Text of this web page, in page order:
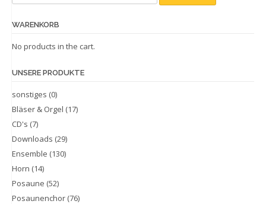
for:
WARENKORB
No products in the cart.
UNSERE PRODUKTE
sonstiges (0)
Bläser & Orgel (17)
CD's (7)
Downloads (29)
Ensemble (130)
Horn (14)
Posaune (52)
Posaunenchor (76)